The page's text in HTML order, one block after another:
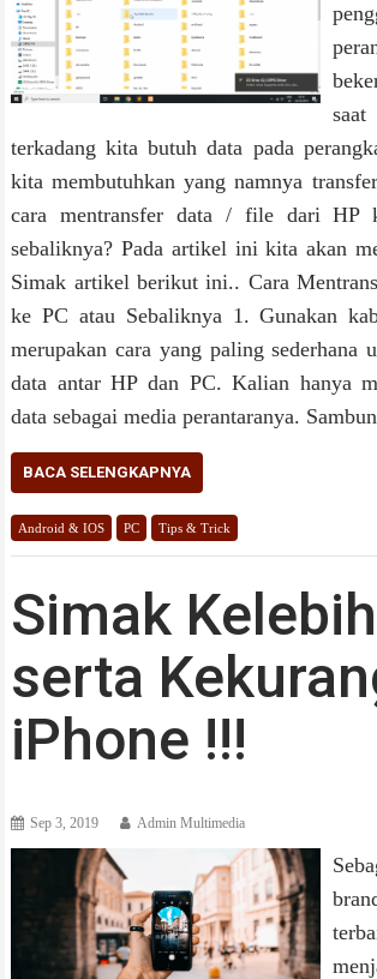
terkadang kita butuh data pada
kita membutuhkan yang namnya
cara mentransfer data / file dari HP
sebaliknya? Pada artikel ini kita akan
Simak artikel berikut ini.. Cara
ke PC atau Sebaliknya 1. Gunakan
merupakan cara yang paling sederhana
data antar HP dan PC. Kalian hanya
data sebagai media perantaranya.
BACA SELENGKAPNYA
Android & IOS PC Tips & Trick
Simak
serta
iPhone !!!
Sep 3, 2019 Admin Multimedia